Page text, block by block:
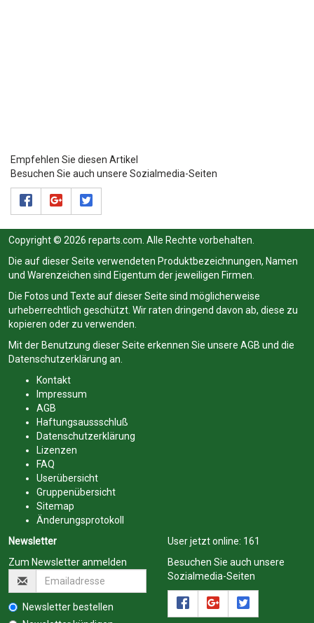
Empfehlen Sie diesen Artikel
Besuchen Sie auch unsere Sozialmedia-Seiten
Copyright © 2026 reparts.com. Alle Rechte vorbehalten.
Die auf dieser Seite verwendeten Produktbezeichnungen, Namen
und Warenzeichen sind Eigentum der jeweiligen Firmen.
Die Fotos und Texte auf dieser Seite sind möglicherweise
urheberrechtlich geschützt. Wir raten dringend davon ab, diese zu
kopieren oder zu verwenden.
Mit der Benutzung dieser Seite erkennen Sie unsere AGB und die
Datenschutzerklärung an.
Kontakt
Impressum
AGB
Haftungsaussschluß
Datenschutzerklärung
Lizenzen
FAQ
Userübersicht
Gruppenübersicht
Sitemap
Änderungsprotokoll
Newsletter
Zum Newsletter anmelden
Newsletter bestellen
User jetzt online: 161
Besuchen Sie auch unsere
Sozialmedia-Seiten